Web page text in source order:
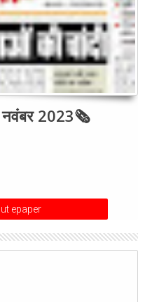
नवंबर 2023🗞
epaper